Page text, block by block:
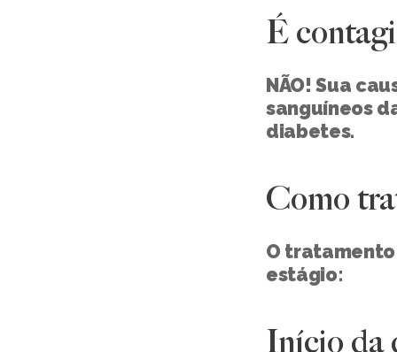
É
NÃO! Sua
sanguíneos
diabetes.
Como
O
estágio:
Início da